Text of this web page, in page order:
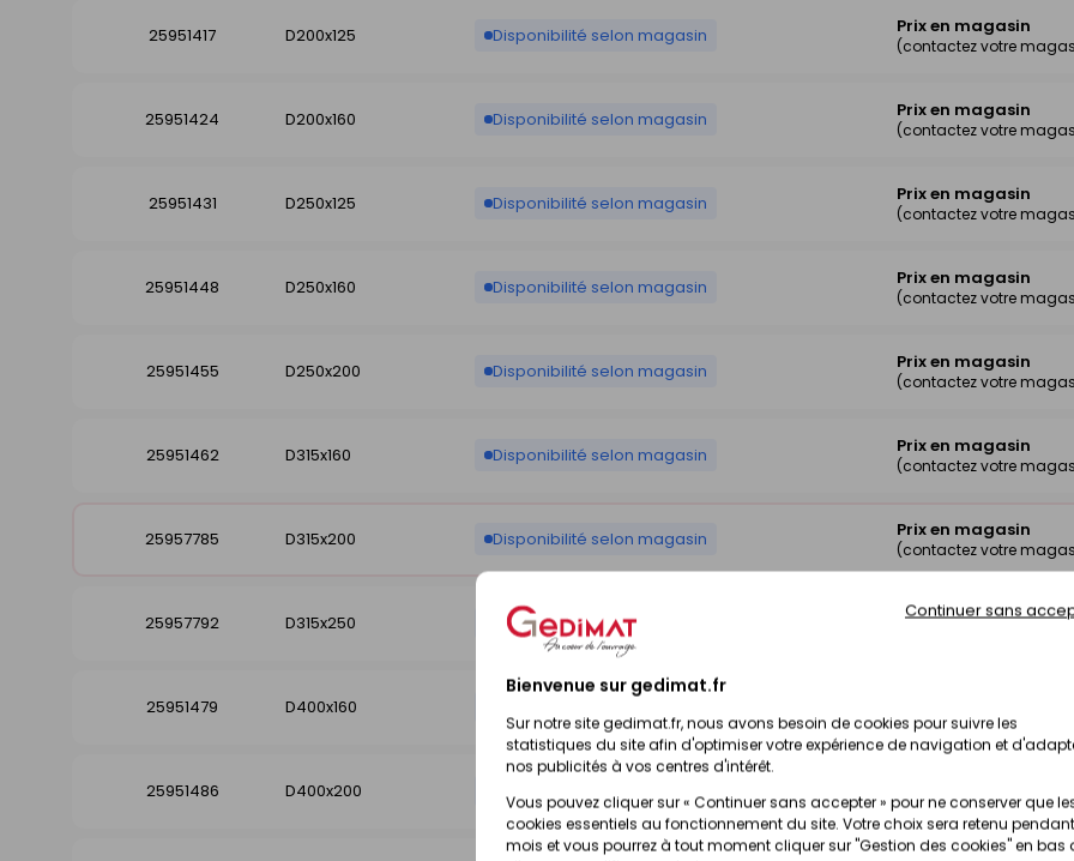
Bienvenue sur gedimat.fr
Sur notre site gedimat.fr, nous avons besoin de cookies pour suivre les
statistiques du site afin d'optimiser votre expérience de navigation et
nos publicités à vos centres d'intérêt.
Vous pouvez cliquer sur « Continuer sans accepter » pour ne conserver que
cookies essentiels au fonctionnement du site. Votre choix sera retenu pendant
mois et vous pourrez à tout moment cliquer sur "Gestion des cookies" en bas
Continuer sans
25951417 D200x125 Disponibilité selon magasin Prix en magasin
(contactez votre
25951424 D200x160 Disponibilité selon magasin Prix en magasin
(contactez votre
25951431 D250x125 Disponibilité selon magasin Prix en magasin
(contactez votre
25951448 D250x160 Disponibilité selon magasin Prix en magasin
(contactez votre
25951455 D250x200 Disponibilité selon magasin Prix en magasin
(contactez votre
25951462 D315x160 Disponibilité selon magasin Prix en magasin
(contactez votre
25957785 D315x200 Disponibilité selon magasin Prix en magasin
(contactez votre
25957792 D315x250 Disponibilité selon magasin Prix en magasin
25951479 D400x160 (contactez votre
25951486 D400x200 Disponibilité selon magasin (contactez votre